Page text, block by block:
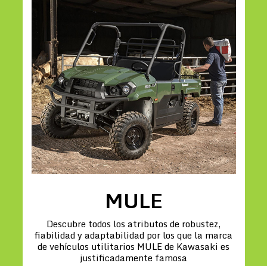
MULE
Descubre todos los atributos de robustez,
fiabilidad y adaptabilidad por los que la marca
de vehículos utilitarios MULE de Kawasaki es
justificadamente famosa